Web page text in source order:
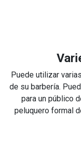
Puede utilizar
de su barbería.
para un público
peluquero formal